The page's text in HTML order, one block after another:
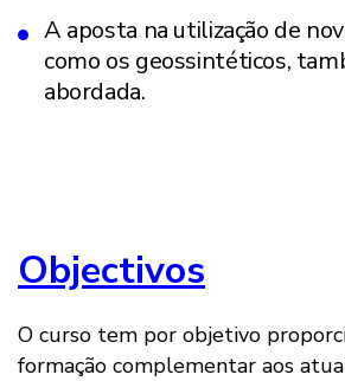
A aposta na utilização de
como os geossintéticos,
abordada.
Objectivos
O curso tem por objetivo
formação complementar aos